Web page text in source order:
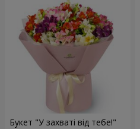
Букет "У захваті від тебе!"